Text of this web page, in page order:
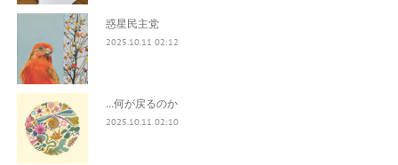
惑星民主党
2025.10.11 02:12
...何が戻るのか
2025.10.11 02:10